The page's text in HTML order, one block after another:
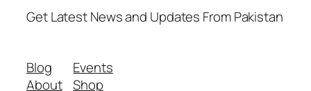
Get Latest News and Updates From Pakistan
Blog
About
Events
Shop